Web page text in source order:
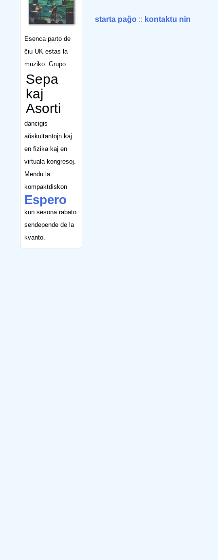
Esenca parto de
ĉiu UK estas la
muziko. Grupo
Sepa
kaj
Asorti
dancigis
aŭskultantojn kaj
en fizika kaj en
virtuala kongresoj.
Mendu la
kompaktdiskon
Espero
kun sesona rabato
sendepende de la
kvanto.
starta paĝo :: kontaktu nin